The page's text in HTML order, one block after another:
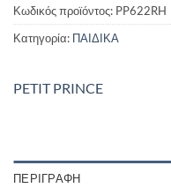
Κωδικός προϊόντος: PP622RH
Κατηγορία: ΠΑΙΔΙΚΑ
PETIT PRINCE
ΠΕΡΙΓΡΑΦΉ